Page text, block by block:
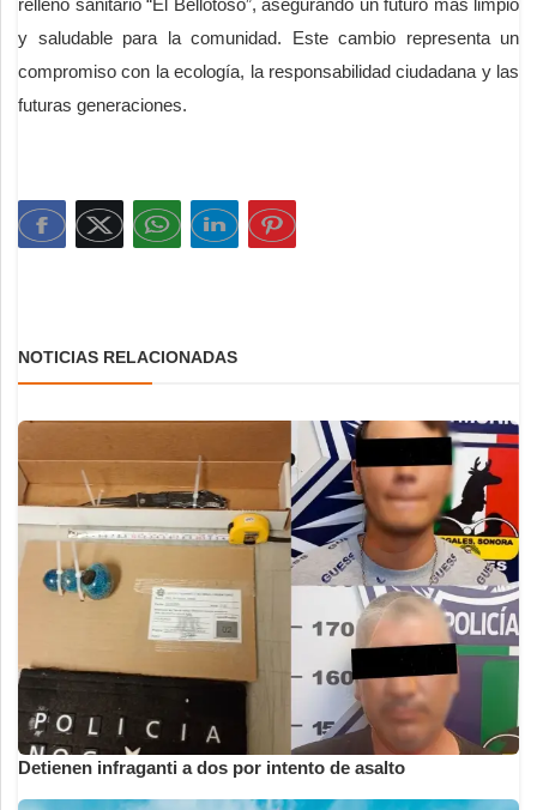
relleno sanitario “El Bellotoso”, asegurando un futuro más limpio
y saludable para la comunidad. Este cambio representa un
compromiso con la ecología, la responsabilidad ciudadana y las
futuras generaciones.
NOTICIAS RELACIONADAS
Detienen infraganti a dos por intento de asalto